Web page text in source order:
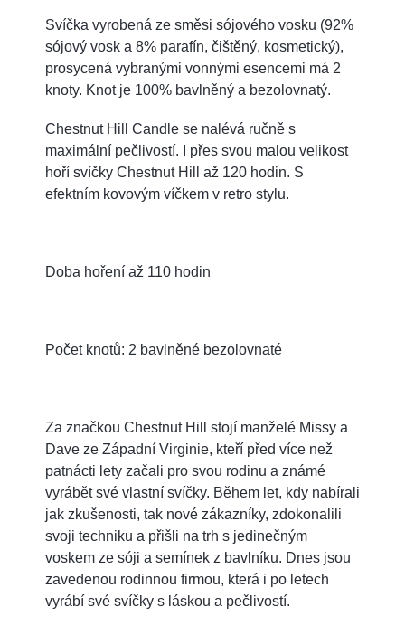
Svíčka vyrobená ze směsi sójového vosku (92%
sójový vosk a 8% parafín, čištěný, kosmetický),
prosycená vybranými vonnými esencemi má 2
knoty. Knot je 100% bavlněný a bezolovnatý.
Chestnut Hill Candle se nalévá ručně s
maximální pečlivostí. I přes svou malou velikost
hoří svíčky Chestnut Hill až 120 hodin. S
efektním kovovým víčkem v retro stylu.
Doba hoření až 110 hodin
Počet knotů: 2 bavlněné bezolovnaté
Za značkou Chestnut Hill stojí manželé Missy a
Dave ze Západní Virginie, kteří před více než
patnácti lety začali pro svou rodinu a známé
vyrábět své vlastní svíčky. Během let, kdy nabírali
jak zkušenosti, tak nové zákazníky, zdokonalili
svoji techniku a přišli na trh s jedinečným
voskem ze sóji a semínek z bavlníku. Dnes jsou
zavedenou rodinnou firmou, která i po letech
vyrábí své svíčky s láskou a pečlivostí.